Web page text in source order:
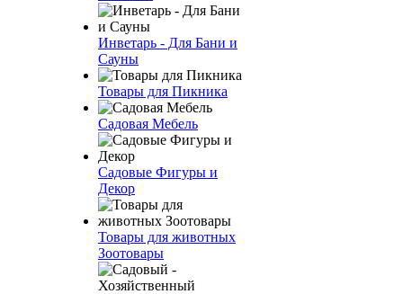
Инветарь - Для Бани и
Сауны
Товары для Пикника
Садовая Мебель
Садовые Фигуры и
Декор
Товары для животных
Зоотовары